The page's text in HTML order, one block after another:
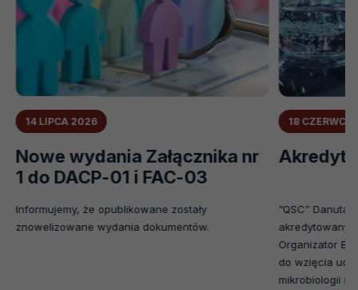
14 LIPCA 2026
Nowe wydania Załącznika nr
1 do DACP-01 i FAC-03
Informujemy, że opublikowane zostały
znowelizowane wydania dokumentów.
18 CZERWCA
”QSC” Danuta
akredytowany
Organizator
do wzięcia
mikrobiologii i